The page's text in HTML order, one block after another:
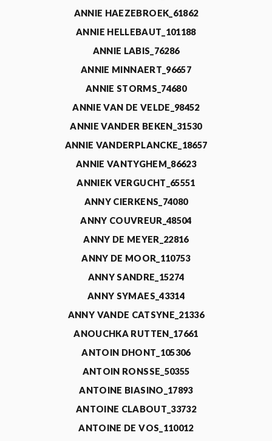
ANNIE HAEZEBROEK_61862
ANNIE HELLEBAUT_101188
ANNIE LABIS_76286
ANNIE MINNAERT_96657
ANNIE STORMS_74680
ANNIE VAN DE VELDE_98452
ANNIE VANDER BEKEN_31530
ANNIE VANDERPLANCKE_18657
ANNIE VANTYGHEM_86623
ANNIEK VERGUCHT_65551
ANNY CIERKENS_74080
ANNY COUVREUR_48504
ANNY DE MEYER_22816
ANNY DE MOOR_110753
ANNY SANDRE_15274
ANNY SYMAES_43314
ANNY VANDE CATSYNE_21336
ANOUCHKA RUTTEN_17661
ANTOIN DHONT_105306
ANTOIN RONSSE_50355
ANTOINE BIASINO_17893
ANTOINE CLABOUT_33732
ANTOINE DE VOS_110012